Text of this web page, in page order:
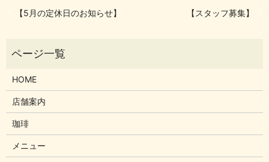
【5月の定休日のお知らせ】 【スタッフ募集】
HOME
店舗案内
珈琲
メニュー